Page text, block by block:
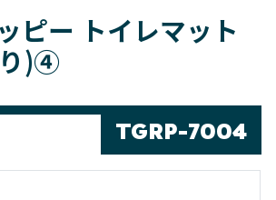
ピー トイレマット
)④
TGRP-7004